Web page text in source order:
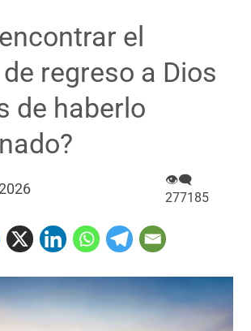
el
regreso a Dios
de haberlo
👁‍🗨
277185